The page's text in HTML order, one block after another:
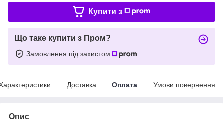
Купити з
Що таке купити з Пром?
Замовлення під захистом
Доставка Оплата Умови повернення
Опис